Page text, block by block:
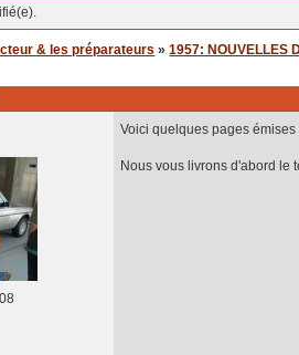
& les préparateurs »1957: NOUVELLES
Voici quelques pages
Nous vous livrons d'abord le